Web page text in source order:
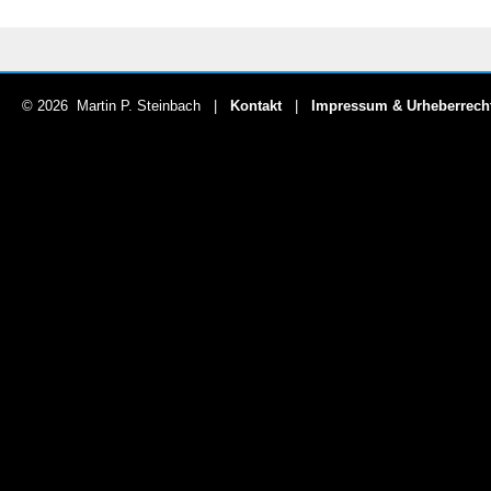
© 2026 Martin P. Steinbach | Kontakt| Impressum &